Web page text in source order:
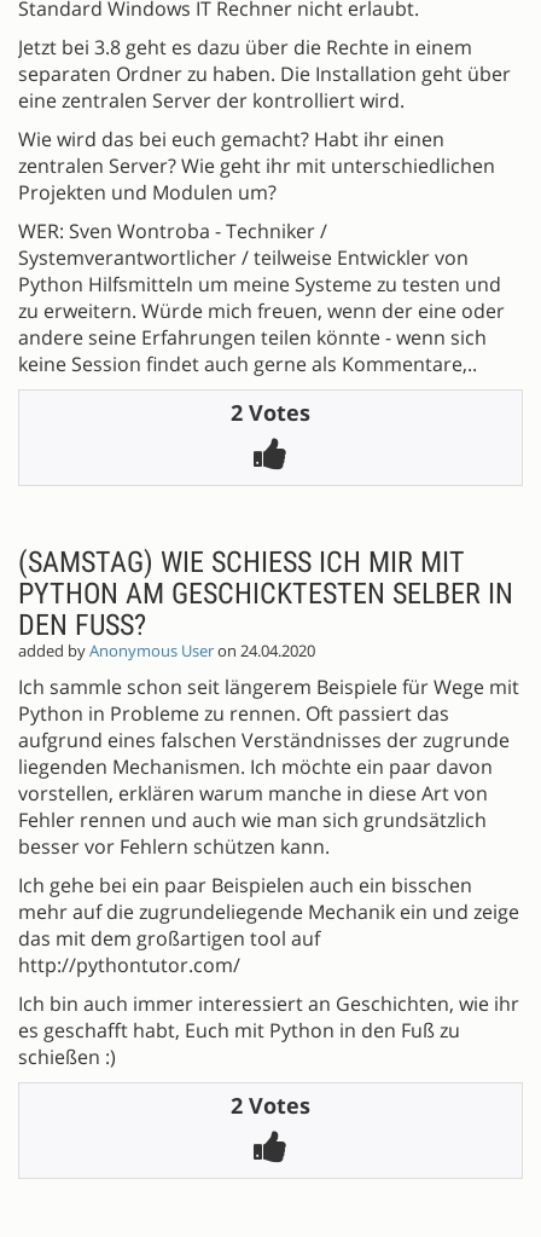
Standard Windows IT Rechner nicht erlaubt.
Jetzt bei 3.8 geht es dazu über die Rechte in einem
separaten Ordner zu haben. Die Installation geht über
eine zentralen Server der kontrolliert wird.
Wie wird das bei euch gemacht? Habt ihr einen
zentralen Server? Wie geht ihr mit unterschiedlichen
Projekten und Modulen um?
WER: Sven Wontroba - Techniker /
Systemverantwortlicher / teilweise Entwickler von
Python Hilfsmitteln um meine Systeme zu testen und
zu erweitern. Würde mich freuen, wenn der eine oder
andere seine Erfahrungen teilen könnte - wenn sich
keine Session findet auch gerne als Kommentare,..
2 Votes
(SAMSTAG) WIE SCHIESS ICH MIR MIT P
YTHON AM GESCHICKTESTEN SELBER IN D
EN FUSS?
added byAnonymous Useron 24.04.2020
Ich sammle schon seit längerem Beispiele für Wege mit
Python in Probleme zu rennen. Oft passiert das
aufgrund eines falschen Verständnisses der zugrunde
liegenden Mechanismen. Ich möchte ein paar davon
vorstellen, erklären warum manche in diese Art von
Fehler rennen und auch wie man sich grundsätzlich
besser vor Fehlern schützen kann.
Ich gehe bei ein paar Beispielen auch ein bisschen
mehr auf die zugrundeliegende Mechanik ein und zeige
das mit dem großartigen tool auf
http://pythontutor.com/
Ich bin auch immer interessiert an Geschichten, wie ihr
es geschafft habt, Euch mit Python in den Fuß zu
schießen :)
2 Votes